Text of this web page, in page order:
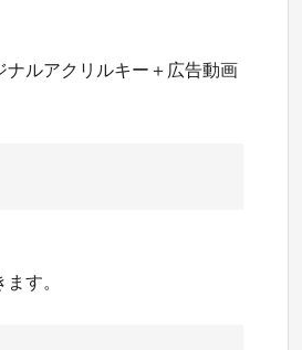
ルアクリルキー＋広告動画
す。